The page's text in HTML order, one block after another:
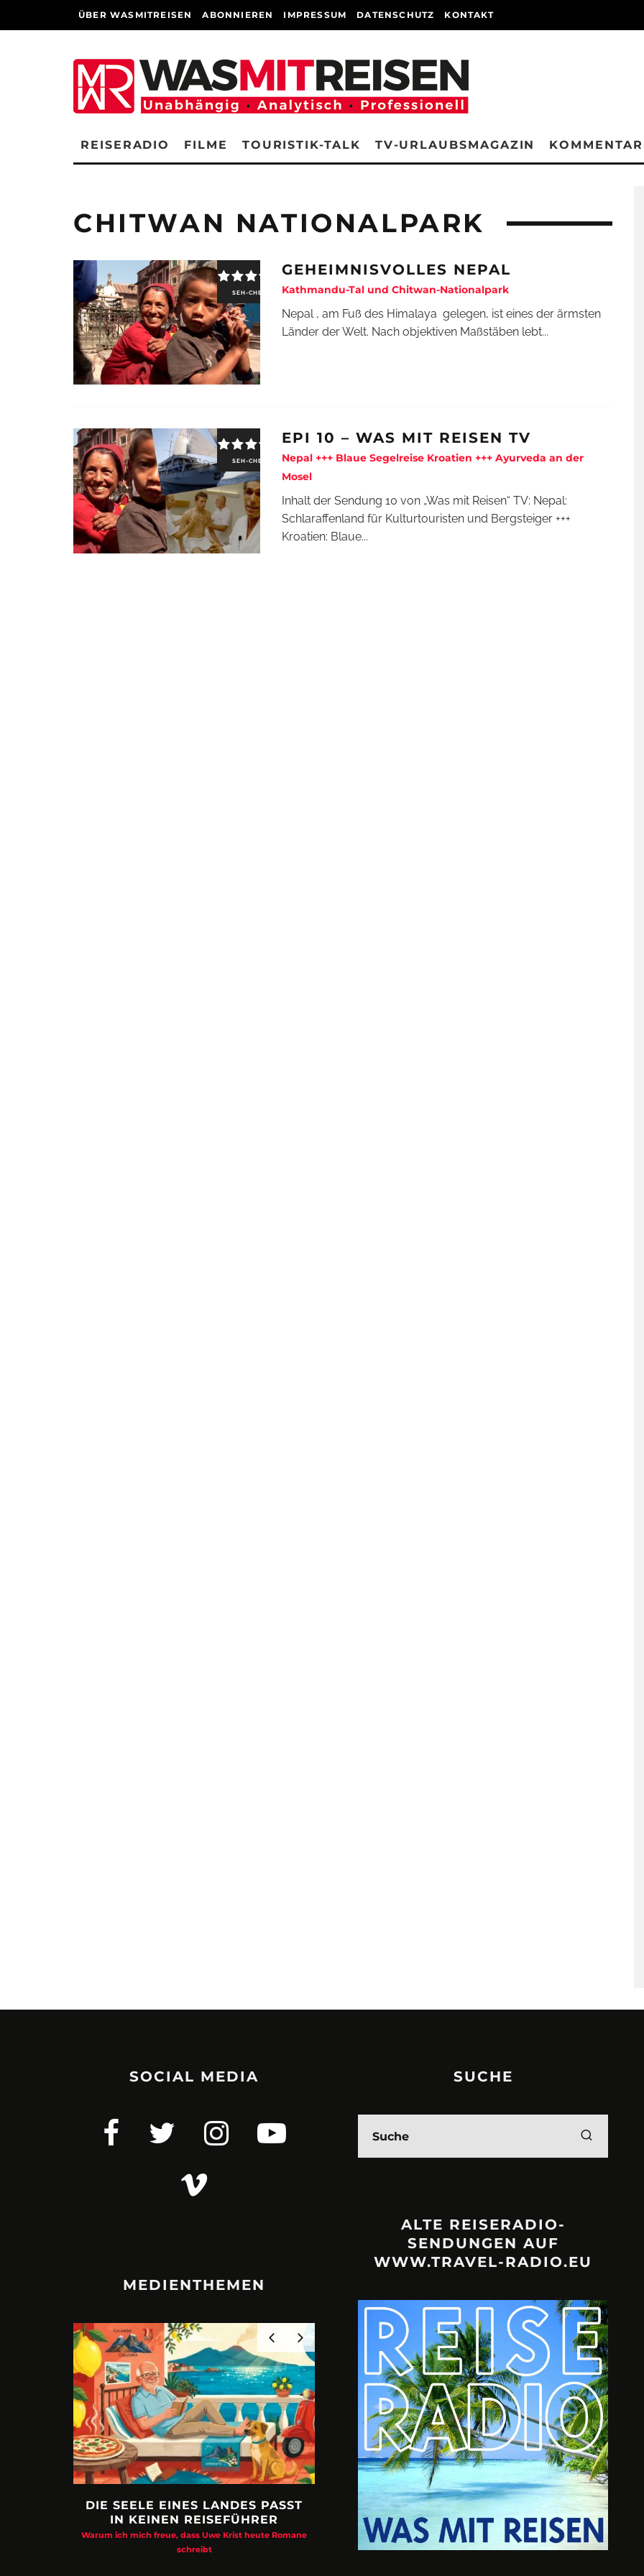
ÜBER WASMITREISEN ABONNIEREN IMPRESSUM DATENSCHUTZ KONTAKT
REISERADIO FILME TOURISTIK-TALK TV-URLAUBSMAGAZIN
CHITWAN NATIONALPARK
SEH-CHECK
GEHEIMNISVOLLES NEPAL
Kathmandu-Tal und Chitwan-Nationalpark
Nepal , am Fuß des Himalaya gelegen, ist eines der ärmsten
Länder der Welt. Nach objektiven Maßstäben lebt...
SEH-CHECK
EPI 10 – WAS MIT REISEN TV
Nepal +++ Blaue Segelreise Kroatien +++ Ayurveda an der
Mosel
Inhalt der Sendung 10 von „Was mit Reisen“ TV: Nepal:
Schlaraffenland für Kulturtouristen und Bergsteiger +++
Kroatien: Blaue...
SOCIAL MEDIA
MEDIENTHEMEN
DIE SEELE EINES LANDES PASST
IN KEINEN REISEFÜHRER
Warum ich mich freue, dass Uwe Krist heute Romane
schreibt
URLAUBSFRUST – IST REISEN
KAPUTT?
Philipp Laage „Travel is broken“ - Wege aus der
Urlaubsfalle
A3M –
Mit Krisen-
SUCHE
ALTE REISERADIO-
SENDUNGEN AUF
WWW.TRAVEL-RADIO.EU